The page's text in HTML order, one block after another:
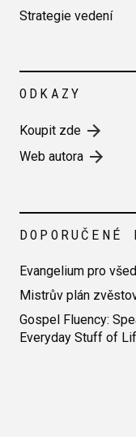
Strategie vedení
ODKAZY
Koupit zde
Web autora
DOPORUČENÉ
Evangelium pro
Mistrův plán
Gospel Fluency:
Everyday Stuff of